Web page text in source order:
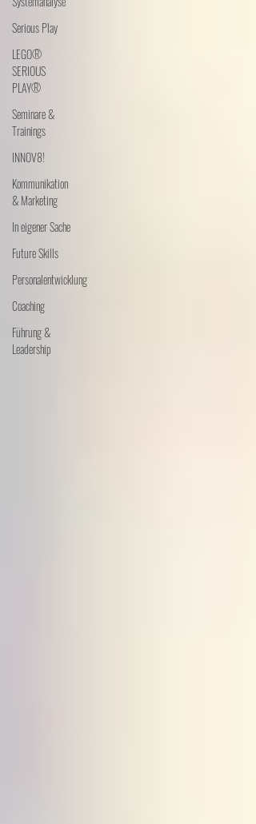
Serious Play
LEGO®
SERIOUS
PLAY®
Seminare &
Trainings
INNOV8!
Kommunikation
& Marketing
In eigener Sache
Future Skills
Personalentwicklung
Coaching
Führung &
Leadership